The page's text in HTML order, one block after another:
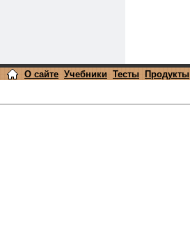
О сайте Учебники Тесты Продукты